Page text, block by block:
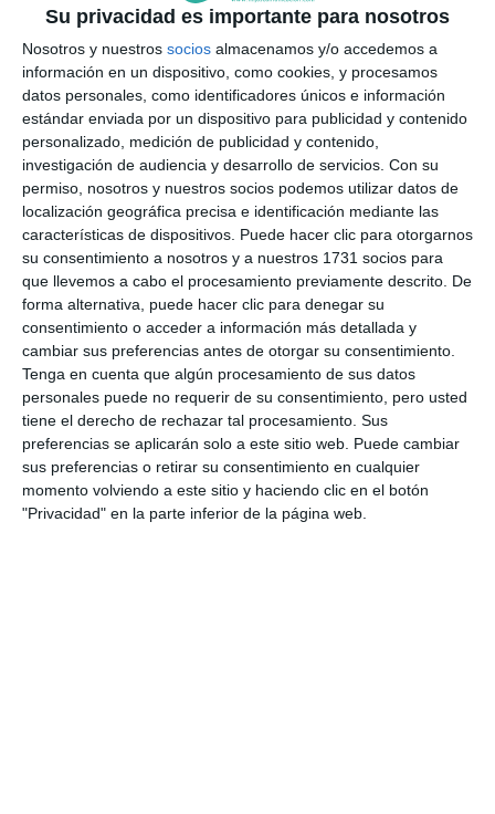
Su privacidad es importante para nosotros
Nosotros y nuestros socios almacenamos y/o accedemos a
información en un dispositivo, como cookies, y procesamos
datos personales, como identificadores únicos e información
estándar enviada por un dispositivo para publicidad y contenido
personalizado, medición de publicidad y contenido,
investigación de audiencia y desarrollo de servicios. Con su
permiso, nosotros y nuestros socios podemos utilizar datos de
localización geográfica precisa e identificación mediante las
características de dispositivos. Puede hacer clic para otorgarnos
su consentimiento a nosotros y a nuestros 1731 socios para
que llevemos a cabo el procesamiento previamente descrito. De
forma alternativa, puede hacer clic para denegar su
consentimiento o acceder a información más detallada y
cambiar sus preferencias antes de otorgar su consentimiento.
Tenga en cuenta que algún procesamiento de sus datos
personales puede no requerir de su consentimiento, pero usted
tiene el derecho de rechazar tal procesamiento. Sus
preferencias se aplicarán solo a este sitio web. Puede cambiar
sus preferencias o retirar su consentimiento en cualquier
momento volviendo a este sitio y haciendo clic en el botón
"Privacidad" en la parte inferior de la página web.
El PSOE critica la acumulación
“incontrolada” de residuos en el
punto limpio de La Cala
PSOE
La Mancomunidad licitará la
gestión del Punto Limpio de
Mijas
ACTUALIDAD
La Policía evita el robo de una
furgoneta en La Cala y de
enseres en el punto limpio
ACTUALIDAD
A group of students from IES
La Cala visit the recycling
centre
ACTUALIDAD